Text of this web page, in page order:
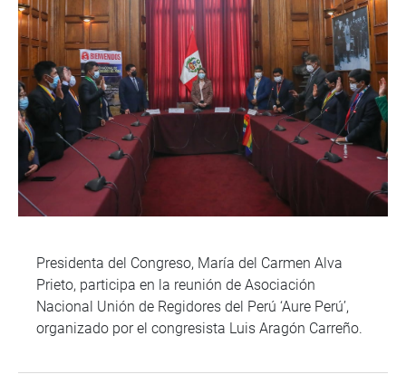
Presidenta del Congreso, María del Carmen Alva
Prieto, participa en la reunión de Asociación
Nacional Unión de Regidores del Perú ‘Aure Perú’,
organizado por el congresista Luis Aragón Carreño.